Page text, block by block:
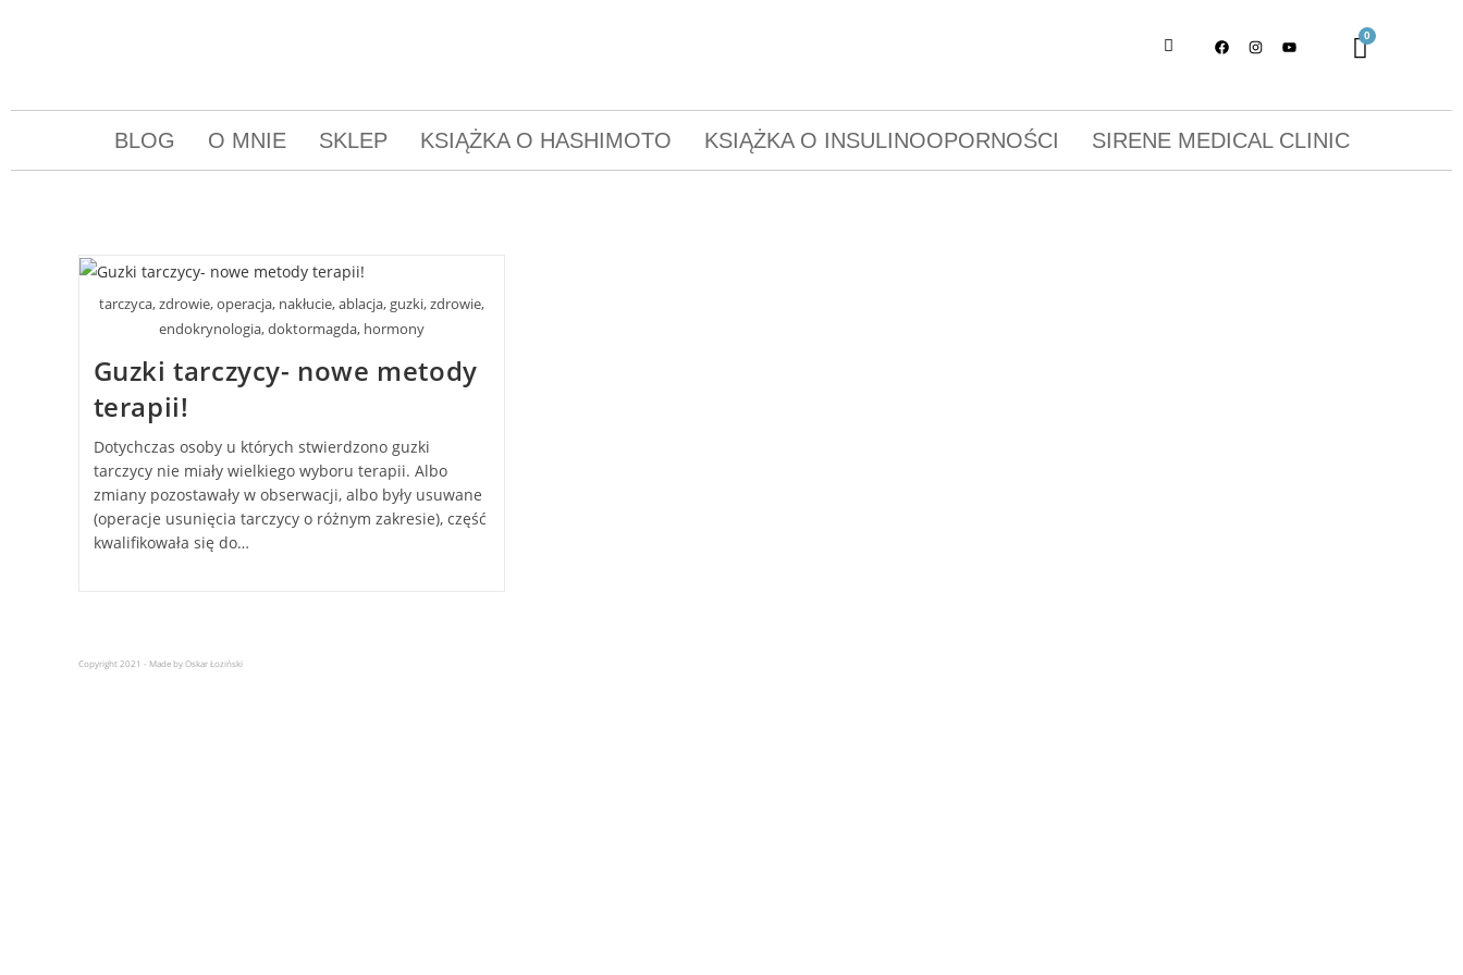
BLOG O MNIE SKLEP KSIĄŻKA O HASHIMOTO KSIĄŻKA O INSULINOOPORNOŚCI SIRENE MEDICAL CLINIC
tarczyca, zdrowie, operacja, nakłucie, ablacja, guzki, zdrowie,
endokrynologia, doktormagda, hormony
Guzki tarczycy- nowe metody
terapii!
Dotychczas osoby u których stwierdzono guzki
tarczycy nie miały wielkiego wyboru terapii. Albo
zmiany pozostawały w obserwacji, albo były usuwane
(operacje usunięcia tarczycy o różnym zakresie), część
kwalifikowała się do…
Copyright 2021 - Made by Oskar Łoziński